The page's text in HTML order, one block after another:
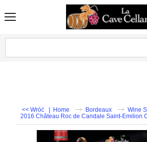
<< Wróć | Home Bordeaux
Wine
2016 Château Roc de Candale Saint-Emilion